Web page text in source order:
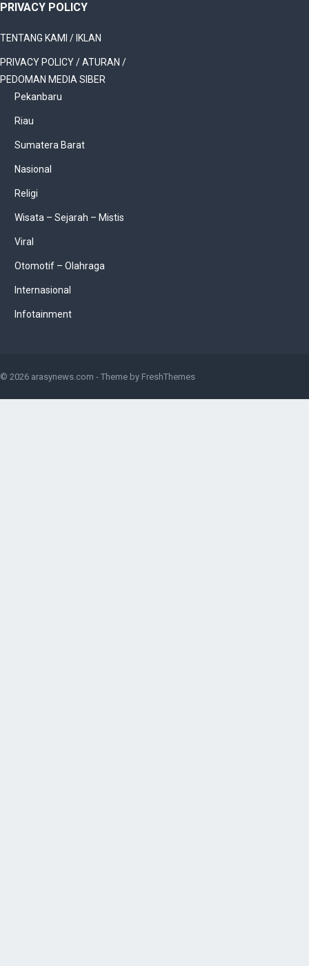
PRIVACY POLICY
TENTANG KAMI / IKLAN
PRIVACY POLICY / ATURAN /
PEDOMAN MEDIA SIBER
Pekanbaru
Riau
Sumatera Barat
Nasional
Religi
Wisata – Sejarah – Mistis
Viral
Otomotif – Olahraga
Internasional
Infotainment
© 2026 arasynews.com - Theme by FreshThemes